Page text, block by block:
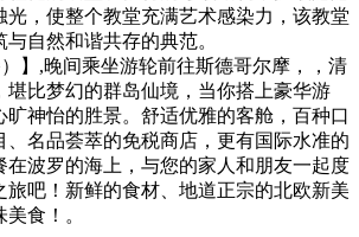
光，使整个教堂充满艺术感染力，该教堂
自然和谐共存的典范。
】,晚间乘坐游轮前往斯德哥尔摩，，清
堪比梦幻的群岛仙境，当你搭上豪华游
旷神怡的胜景。舒适优雅的客舱，百种口
、名品荟萃的免税商店，更有国际水准的
在波罗的海上，与您的家人和朋友一起度
旅吧！新鲜的食材、地道正宗的北欧新美
食！。